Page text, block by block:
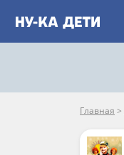
Главная >